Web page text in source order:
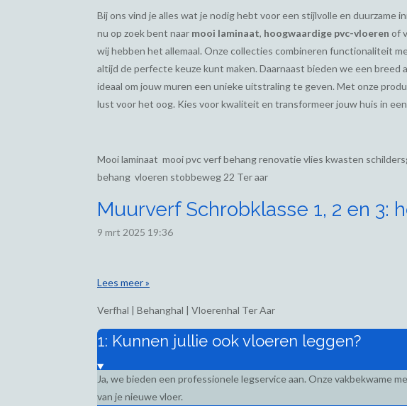
Bij ons vind je alles wat je nodig hebt voor een stijlvolle en duurzame
nu op zoek bent naar mooi laminaat, hoogwaardige pvc-vloeren of
wij hebben het allemaal. Onze collecties combineren functionaliteit
altijd de perfecte keuze kunt maken. Daarnaast bieden we een breed
ideaal om jouw muren een unieke uitstraling te geven. Met onze
lust voor het oog. Kies voor kwaliteit en transformeer jouw huis in
Mooi laminaat mooi pvc verf behang renovatie vlies kwasten
behang vloeren stobbeweg 22 Ter aar
Muurverf Schrobklasse 1, 2 en 3:
9 mrt 2025 19:36
Lees meer »
Verfhal | Behanghal | Vloerenhal Ter Aar
1: Kunnen jullie ook vloeren leggen?
Ja, we bieden een professionele legservice aan. Onze vakbekwame
van je nieuwe vloer.